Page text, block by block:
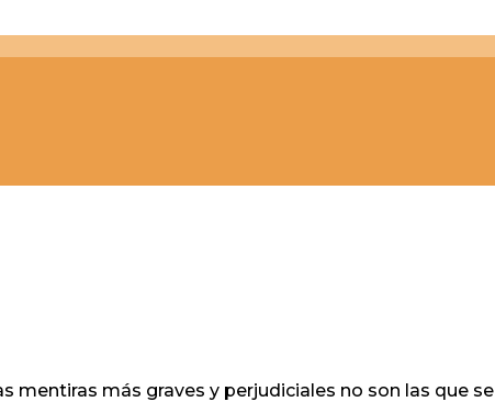
mentiras más graves y perjudiciales no son las que se